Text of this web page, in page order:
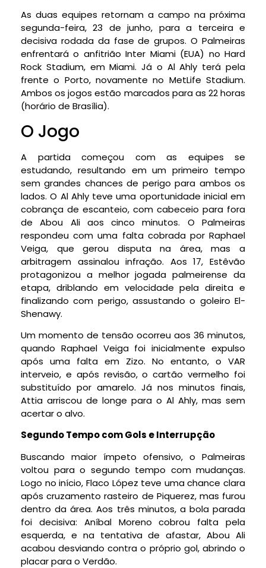
As duas equipes retornam a campo na próxima
segunda-feira, 23 de junho, para a terceira e
decisiva rodada da fase de grupos. O Palmeiras
enfrentará o anfitrião Inter Miami (EUA) no Hard
Rock Stadium, em Miami. Já o Al Ahly terá pela
frente o Porto, novamente no MetLife Stadium.
Ambos os jogos estão marcados para as 22 horas
(horário de Brasília).
O Jogo
A partida começou com as equipes se
estudando, resultando em um primeiro tempo
sem grandes chances de perigo para ambos os
lados. O Al Ahly teve uma oportunidade inicial em
cobrança de escanteio, com cabeceio para fora
de Abou Ali aos cinco minutos. O Palmeiras
respondeu com uma falta cobrada por Raphael
Veiga, que gerou disputa na área, mas a
arbitragem assinalou infração. Aos 17, Estêvão
protagonizou a melhor jogada palmeirense da
etapa, driblando em velocidade pela direita e
finalizando com perigo, assustando o goleiro El-
Shenawy.
Um momento de tensão ocorreu aos 36 minutos,
quando Raphael Veiga foi inicialmente expulso
após uma falta em Zizo. No entanto, o VAR
interveio, e após revisão, o cartão vermelho foi
substituído por amarelo. Já nos minutos finais,
Attia arriscou de longe para o Al Ahly, mas sem
acertar o alvo.
Segundo Tempo com Gols e Interrupção
Buscando maior ímpeto ofensivo, o Palmeiras
voltou para o segundo tempo com mudanças.
Logo no início, Flaco López teve uma chance clara
após cruzamento rasteiro de Piquerez, mas furou
dentro da área. Aos três minutos, a bola parada
foi decisiva: Aníbal Moreno cobrou falta pela
esquerda, e na tentativa de afastar, Abou Ali
acabou desviando contra o próprio gol, abrindo o
placar para o Verdão.